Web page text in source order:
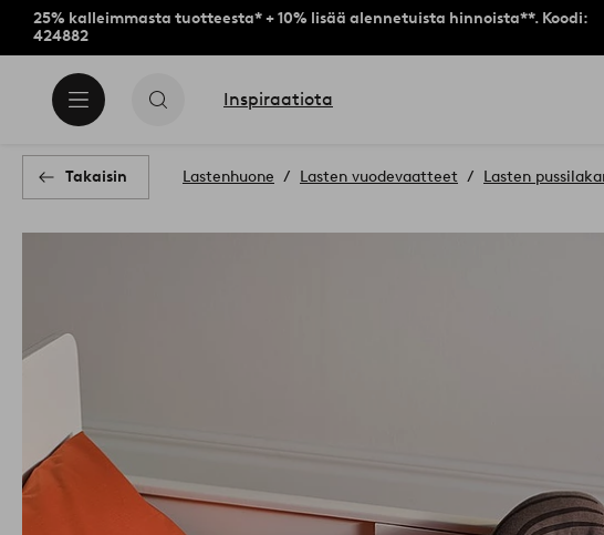
25% kalleimmasta tuotteesta* + 10% lisää alennetuista hinnoista**. Koodi:
424882
Inspiraatiota
Takaisin Lastenhuone Lasten vuodevaatteet Lasten